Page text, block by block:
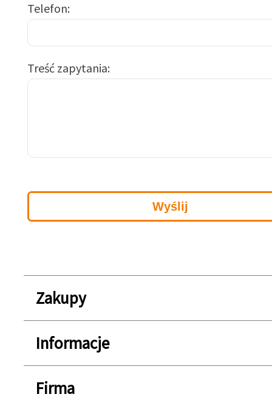
Telefon
Treść zapytania
Zakupy
Informacje
Firma